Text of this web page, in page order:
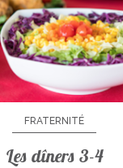
FRATERNITÉ
Les dîners 3-4